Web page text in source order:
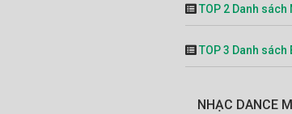
TOP 2 Danh sách
TOP 3 Danh sách
NHẠC DANCE